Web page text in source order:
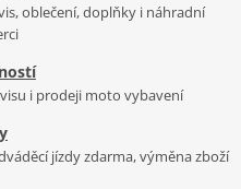
oblečení, doplňky i náhradní
i prodeji moto vybavení
jízdy zdarma, výměna zboží